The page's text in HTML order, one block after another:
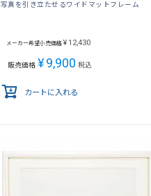
写真を引き立たせるワイドマットフレーム
メーカー希望小売価格 ¥ 12,430
販売価格 ¥9,900 税込
カートに入れる